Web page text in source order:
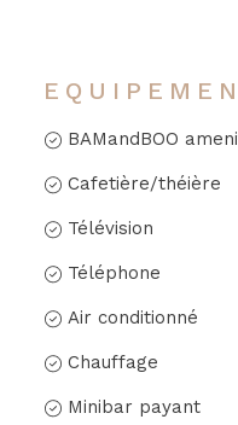
BAMandBOO
Cafetière/théière
Télévision
Téléphone
Air conditionné
Chauffage
Minibar payant